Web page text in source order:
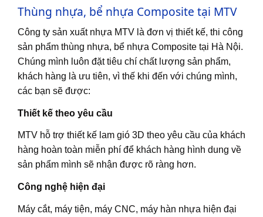
Thùng nhựa, bể nhựa Composite tại MTV
Công ty sản xuất nhựa MTV là đơn vị thiết kế, thi công
sản phẩm thùng nhựa, bể nhựa Composite tại Hà Nội.
Chúng mình luôn đặt tiêu chí chất lượng sản phẩm,
khách hàng là ưu tiên, vì thế khi đến với chúng mình,
các bạn sẽ được:
Thiết kế theo yêu cầu
MTV hỗ trợ thiết kế lam gió 3D theo yêu cầu của khách
hàng hoàn toàn miễn phí để khách hàng hình dung về
sản phẩm mình sẽ nhận được rõ ràng hơn.
Công nghệ hiện đại
Máy cắt, máy tiện, máy CNC, máy hàn nhựa hiện đại